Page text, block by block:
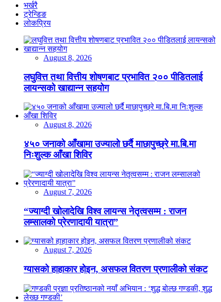
भर्खरै
ट्रेन्डिङ
लोकप्रिय
August 8, 2026
लघुवित्त तथा वित्तीय शोषणबाट प्रभावित २०० पीडितलाई
लायन्सको खाद्यान्न सहयोग
August 8, 2026
४५० जनाको आँखामा उज्यालो छर्दै माछापुच्छ्रे मा.बि.मा
निःशुल्क आँखा शिविर
August 7, 2026
“ज्याग्दी खोलादेखि विश्व लायन्स नेतृत्वसम्म : राजन
लम्सालको प्रेरणादायी यात्रा”
August 7, 2026
ग्यासको हाहाकार होइन, असफल वितरण प्रणालीको संकट